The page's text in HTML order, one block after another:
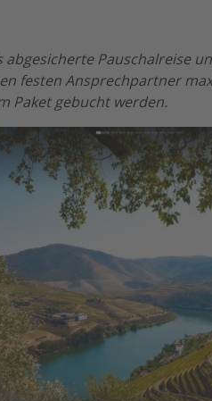
abgesicherte Pauschalreise
festen Ansprechpartner
Paket gebucht werden.